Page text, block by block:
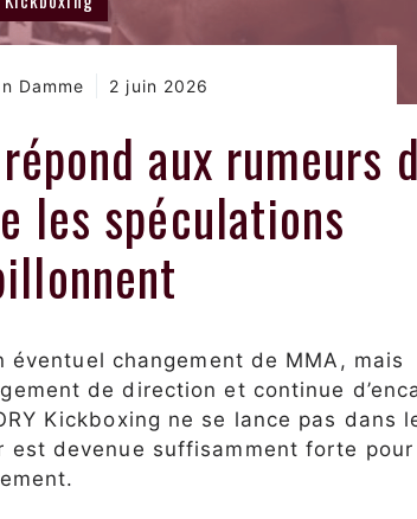
Damme 2 juin 2026
aux rumeurs
les spéculations
éventuel changement de MMA, mais
de direction et continue
Kickboxing ne se lance pas dans
est devenue suffisamment forte pour